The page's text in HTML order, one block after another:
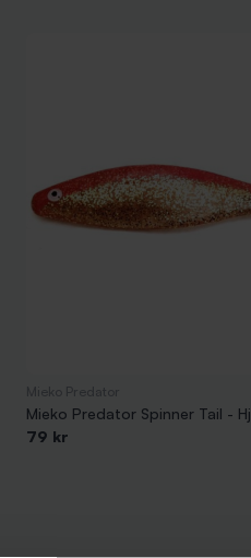
Mieko Predator Spinner Tail -
79 kr